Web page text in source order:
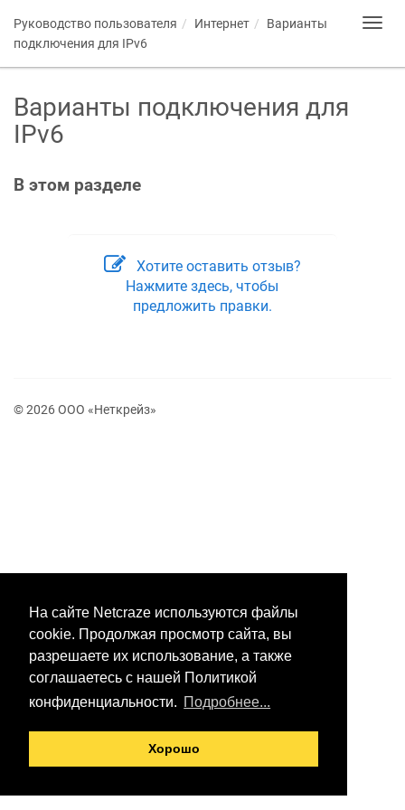
На сайте Netcraze используются файлы
cookie. Продолжая просмотр сайта, вы
разрешаете их использование, а также
соглашаетесь с нашей Политикой
конфиденциальности. Подробнее...
Хорошо
Руководство пользователя Интернет
Варианты
подключения для IPv6
Варианты подключения для
IPv6
В этом разделе
Хотите оставить отзыв?
Нажмите здесь, чтобы
предложить правки.
© 2026 ООО «Неткрейз»